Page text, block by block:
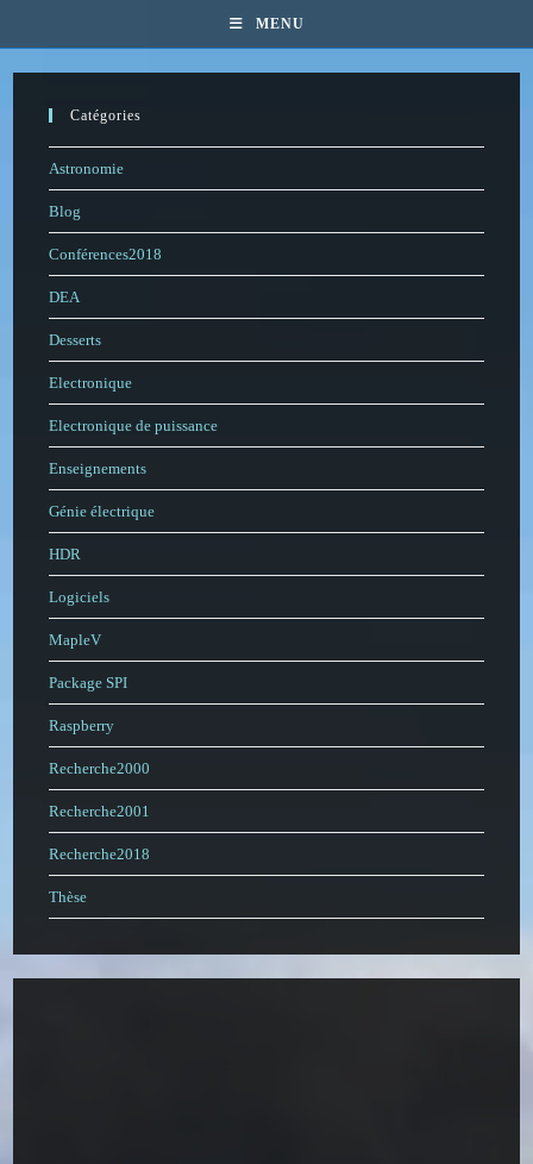
to
content
MENU
Catégories
Astronomie
Blog
Conférences2018
DEA
Desserts
Electronique
Electronique de puissance
Enseignements
Génie électrique
HDR
Logiciels
MapleV
Package SPI
Raspberry
Recherche2000
Recherche2001
Recherche2018
Thèse